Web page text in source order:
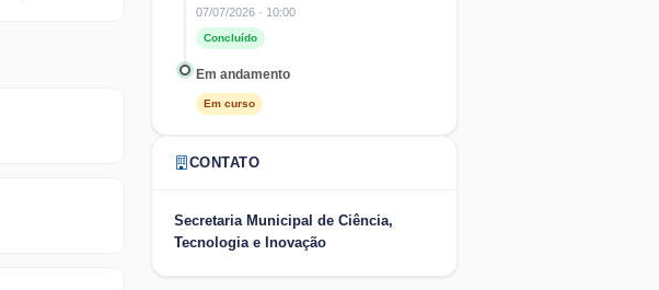
07/07/2026 · 10:00
Concluído
Em andamento
Em curso
CONTATO
Secretaria Municipal de Ciência,
Tecnologia e Inovação